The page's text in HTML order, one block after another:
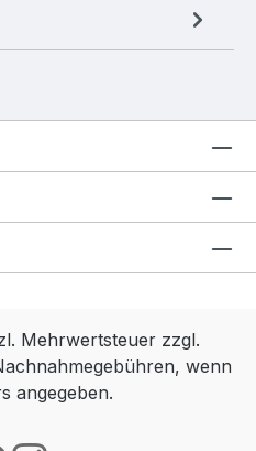
Mehrwertsteuer zzgl.
wenn
angegeben.